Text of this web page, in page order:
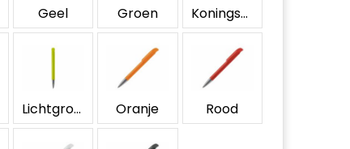
Geel Groen Koningsblauw
Lichtgroen Oranje Rood